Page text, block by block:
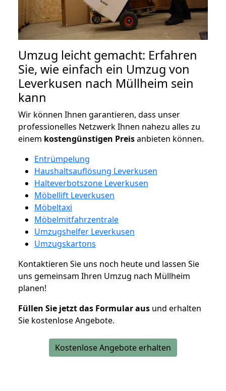
Umzug leicht gemacht: Erfahren
Sie, wie einfach ein Umzug von
Leverkusen nach Müllheim sein
kann
Wir können Ihnen garantieren, dass unser
professionelles Netzwerk Ihnen nahezu alles zu
einem kostengünstigen Preisanbieten können.
Entrümpelung
Haushaltsauflösung Leverkusen
Halteverbotszone Leverkusen
Möbellift Leverkusen
Möbeltaxi
Möbelmitfahrzentrale
Umzugshelfer Leverkusen
Umzugskartons
Kontaktieren Sie uns noch heute und lassen Sie
uns gemeinsam Ihren Umzug nach Müllheim
planen!
Füllen Sie jetzt das Formular aus und erhalten
Sie kostenlose Angebote.
Kostenlose Angebote erhalten